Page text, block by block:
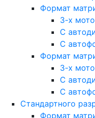
Формат
3-х
С
С
Формат
3-х
С
С
Стандартного
Формат